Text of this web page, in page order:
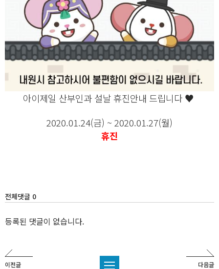
아이제일 산부인과 설날 휴진안내 드립니다 ♥
2020.01.24(금) ~ 2020.01.27(월)
휴진
전체댓글 0
등록된 댓글이 없습니다.
이전글 다음글